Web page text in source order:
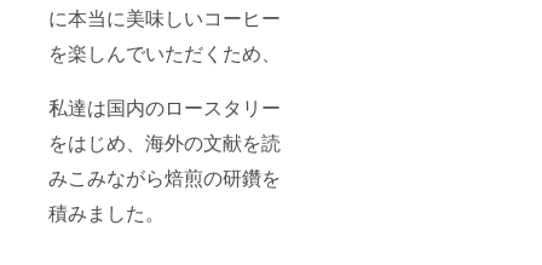
に本当に美味しいコーヒー
を楽しんでいただくため、
私達は国内のロースタリー
をはじめ、海外の文献を読
みこみながら焙煎の研鑽を
積みました。